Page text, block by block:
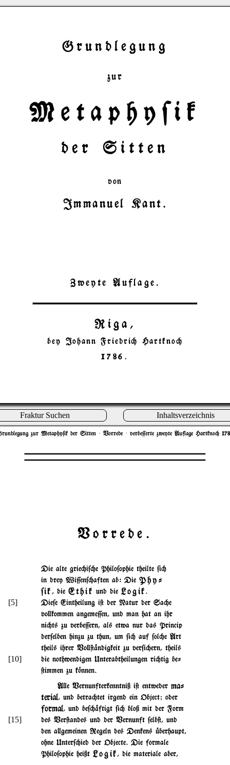
Grundlegung
zur
Metaphy$ik
der Sitten
von
Immanuel Kant.
Zweyte Auflage.
Riga,
bey Johann Friedri" Hartkno"
1786.
Fraktur Suchen Inhaltsverzeichnis
zur Metaphy$ik der Sitten · Vorrede · verbe=erte zweyte Auflage Hartkno"
Vorrede.
Die alte grie"i$"e Philo$ophie theilte $i"
in drey Wi=en$"aften ab: Die Phy-
$ik , die Ethik und die Logik.
[5]
Die$e Eintheilung i@ der Natur der Sa"e
vo}kommen angeme=en, und man hat an ihr
ni"ts zu verbe=ern, als etwa nur das Princip
der$elben hinzu zu thun, um $i" auf $ol"e Art
theils ihrer Vo}@%ndigkeit zu ver$i"ern, theils
[10]
die nothwendigen Unterabtheilungen ri"tig be-
@immen zu k~nnen.
A}e Vernunfterkenntniß i@ entweder ma-
terial, und betra"tet irgend ein Object; oder
formal, und be$"%ftigt $i" bloß mit der Form
[15]
des Ver@andes und der Vernunft $elb@, und
den a}gemeinen Regeln des Denkens |berhaupt,
ohne Unter$"ied der Objecte. Die formale
Philo$ophie heißt Logik, die materiale aber,